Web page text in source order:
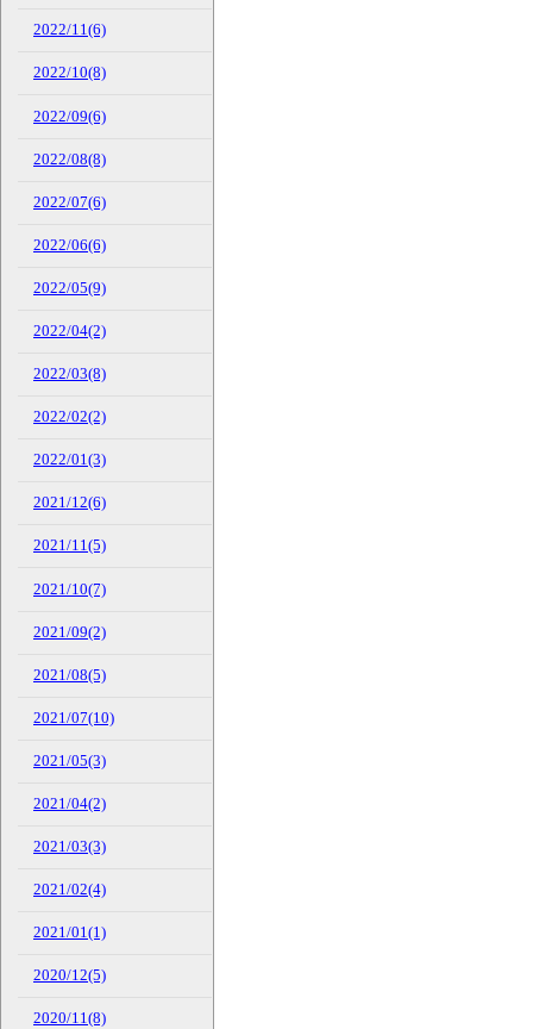
2022/11(6)
2022/10(8)
2022/09(6)
2022/08(8)
2022/07(6)
2022/06(6)
2022/05(9)
2022/04(2)
2022/03(8)
2022/02(2)
2022/01(3)
2021/12(6)
2021/11(5)
2021/10(7)
2021/09(2)
2021/08(5)
2021/07(10)
2021/05(3)
2021/04(2)
2021/03(3)
2021/02(4)
2021/01(1)
2020/12(5)
2020/11(8)